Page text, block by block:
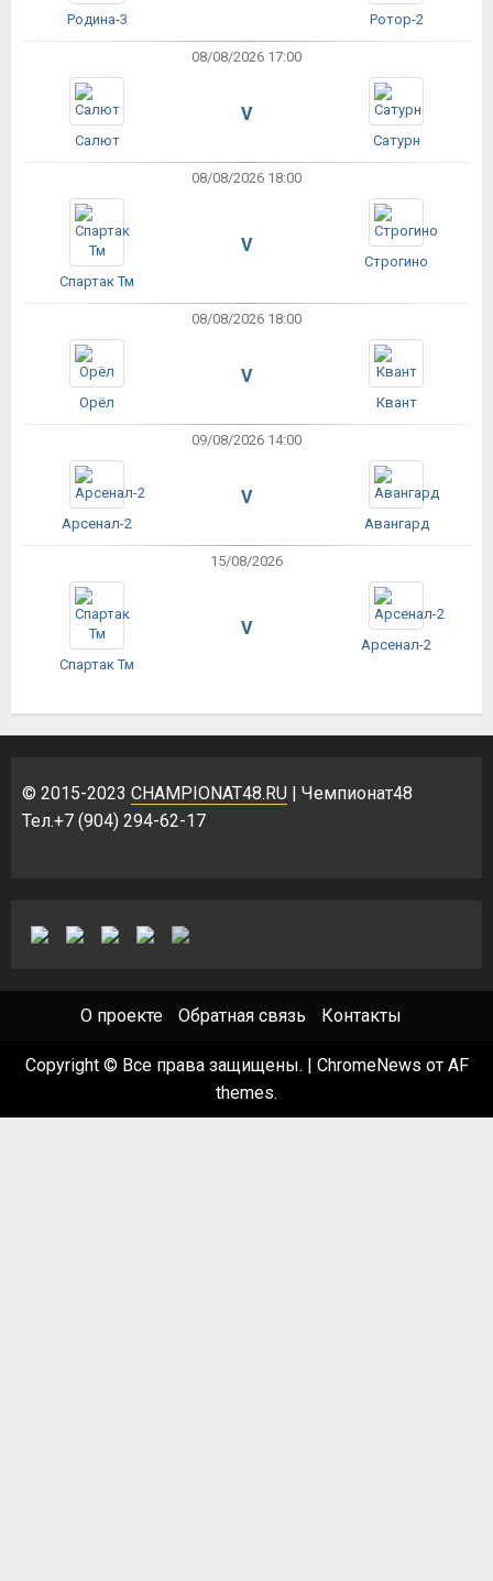
Родина-3 Ротор-2
08/08/2026 17:00
Салют
V
Сатурн
08/08/2026 18:00
Спартак Тм
V
Строгино
08/08/2026 18:00
Орёл
V
Квант
09/08/2026 14:00
Арсенал-2
V
Авангард
15/08/2026
Спартак Тм
V
Арсенал-2
© 2015-2023 CHAMPIONAT48.RU | Чемпионат48
Тел.+7 (904) 294-62-17
О проекте Обратная связь Контакты
Copyright © Все права защищены. ChromeNews от AF
themes.